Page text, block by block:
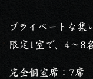
プライベートな集
限定1室で、4～8
完全個室席：7席